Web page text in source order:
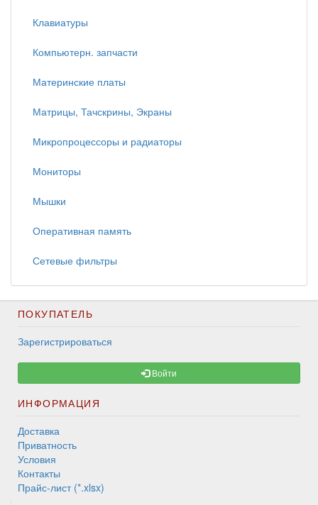
Клавиатуры
Компьютерн. запчасти
Материнские платы
Матрицы, Тачскрины, Экраны
Микропроцессоры и радиаторы
Мониторы
Мышки
Оперативная память
Сетевые фильтры
ПОКУПАТЕЛЬ
Зарегистрироваться
Войти
ИНФОРМАЦИЯ
Доставка
Приватность
Условия
Контакты
Прайс-лист (*.xlsx)